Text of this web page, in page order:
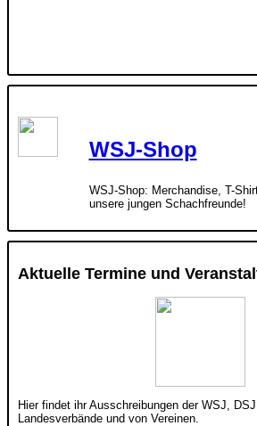
WSJ-Shop
WSJ-Shop: Merchandise, T-
unsere jungen Schachfreunde!
Aktuelle Termine und
Hier findet ihr Ausschreibungen der WSJ,
Landesverbände und von Vereinen.